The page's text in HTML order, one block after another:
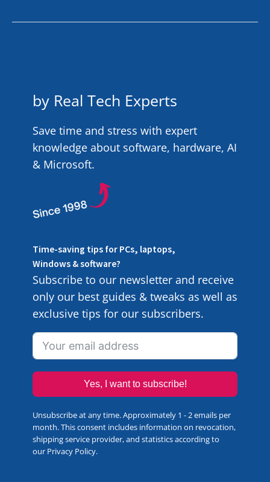
by Real Tech Experts
Save time and stress with expert
knowledge about software, hardware, AI
& Microsoft.
Time-saving tips for PCs, laptops,
Windows & software?
Subscribe to our newsletter and receive
only our best guides & tweaks as well as
exclusive tips for our subscribers.
Yes, I want to subscribe!
Unsubscribe at any time. Approximately 1 - 2 emails per
month. This consent includes information on revocation,
shipping service provider, and statistics according to
our Privacy Policy.